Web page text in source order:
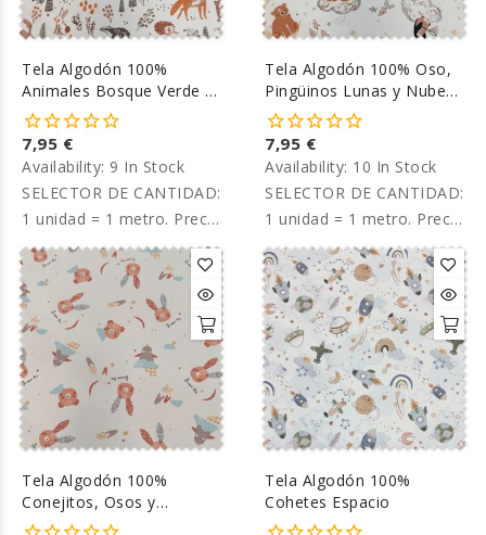
Tela Algodón 100%
Animales Bosque Verde y
Tierra
7,95 €
Availability: 9 In Stock
SELECTOR DE CANTIDAD:
1 unidad = 1 metro. Precio
por metro.
Tela Algodón 100% Oso,
Pingüinos Lunas y Nubes
Tonos Tierra
7,95 €
Availability: 10 In Stock
SELECTOR DE CANTIDAD:
1 unidad = 1 metro. Precio
por metro.
Tela Algodón 100%
Conejitos, Osos y
Pingüinos Azul y Marrón
Tela Algodón 100%
Cohetes Espacio